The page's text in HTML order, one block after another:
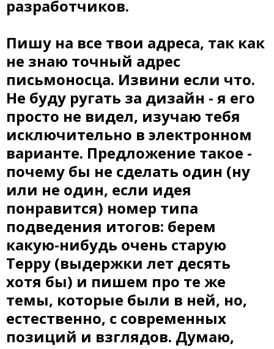
разработчиков.
Пишу на все твои адреса, так как
не знаю точный адрес
письмоносца. Извини если что.
Не буду ругать за дизайн - я его
просто не видел, изучаю тебя
исключительно в электронном
варианте. Предложение такое -
почему бы не сделать один (ну
или не один, если идея
понравится) номер типа
подведения итогов: берем
какую-нибудь очень старую
Терру (выдержки лет десять
хотя бы) и пишем про те же
темы, которые были в ней, но,
естественно, с современных
позиций и взглядов. Думаю,